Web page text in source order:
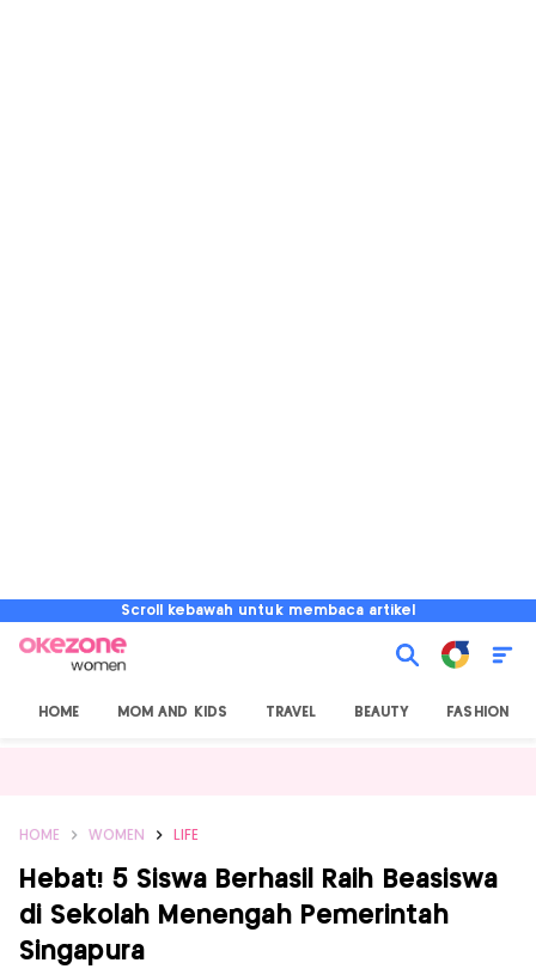
Scroll kebawah untuk membaca artikel
HOME MOM AND KIDS TRAVEL BEAUTY FASHION
HOME WOMEN LIFE
Hebat! 5 Siswa Berhasil Raih Beasiswa
di Sekolah Menengah Pemerintah
Singapura